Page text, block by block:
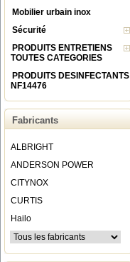
Mobilier urbain inox
Sécurité
PRODUITS ENTRETIENS
TOUTES CATEGORIES
PRODUITS DESINFECTANTS
NF14476
Fabricants
ALBRIGHT
ANDERSON POWER
CITYNOX
CURTIS
Hailo